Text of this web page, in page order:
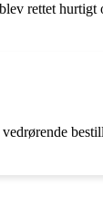
rettet